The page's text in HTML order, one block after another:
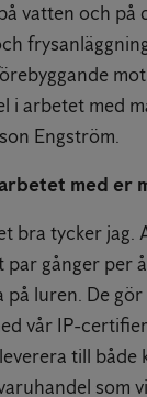
vatten och på
i arbetet med
Engström.
med er
bra tycker jag.
gånger per
på luren. De
vår IP-
till både
som